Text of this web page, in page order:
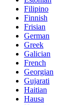
Filipino
Finnish
Frisian
German
Greek
Galician
French
Georgian
Gujarati
Haitian
Hausa